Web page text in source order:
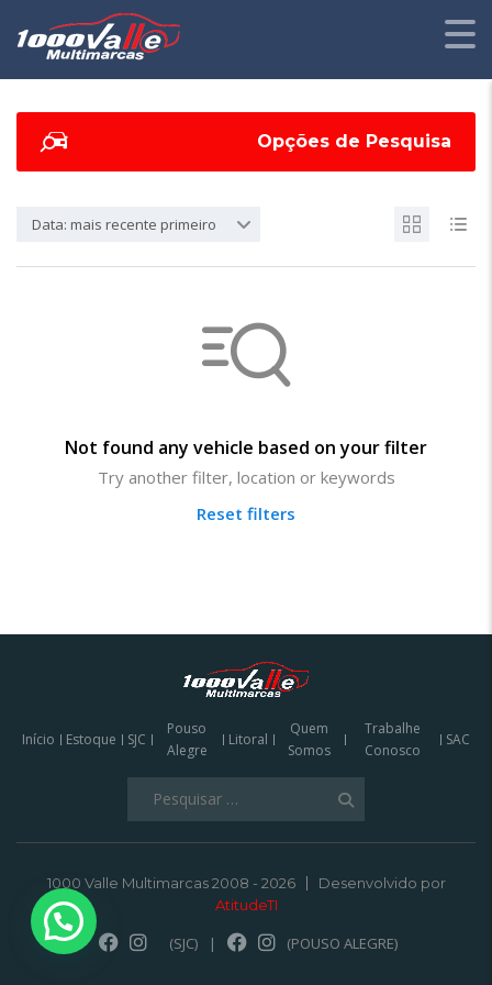
Opções de Pesquisa
Data: mais recente primeiro
Not found any vehicle based on your filter
Try another filter, location or keywords
Reset filters
Início Estoque SJC
Pouso
Alegre
Litoral
Quem
Somos
Trabalhe
Conosco
SAC
1000 Valle Multimarcas 2008 - 2026
Desenvolvido por
AtitudeTI
(SJC) | (POUSO ALEGRE)